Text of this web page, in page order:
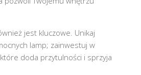
jest kluczowe. Unikaj
lamp; zainwestuj w
doda przytulności i sprzyja